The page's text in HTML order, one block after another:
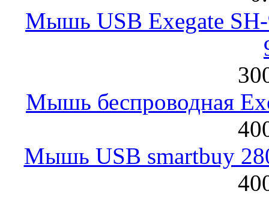
Мышь USB Exegate
Мышь беспроводная
Мышь USB smartbuy